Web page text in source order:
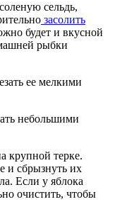
сельдь,
засолить
будет и вкусной
рыбки
ее мелкими
небольшими
крупной терке.
и сбрызнуть их
Если у яблока
очистить, чтобы